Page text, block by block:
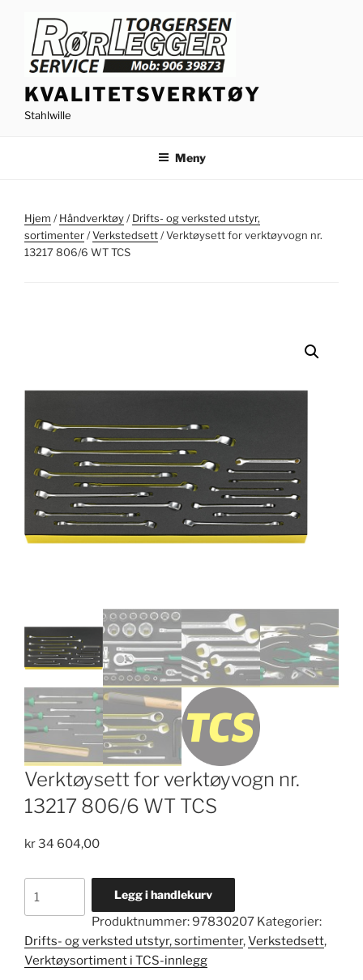
innhold
KVALITETSVERKTØY
Stahlwille
Meny
Hjem /Håndverktøy/Drifts- og verksted utstyr,
sortimenter/Verkstedsett/ Verktøysett for verktøyvogn nr.
13217 806/6 WT TCS
Verktøysett for verktøyvogn nr.
13217 806/6 WT TCS
kr34 604,00
verktøyvogn
nr.
13217
Legg i handlekurv
Produktnummer:97830207 Kategorier:
Drifts- og verksted utstyr, sortimenter,Verkstedsett,
Verktøysortiment i TCS-innlegg